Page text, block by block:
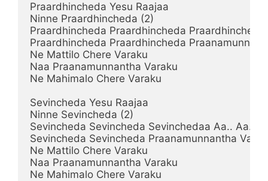
Praardhincheda Yesu Raajaa
Ninne Praardhincheda (2)
Praardhincheda Praardhincheda
Praardhincheda Praardhincheda
Ne Mattilo Chere Varaku
Naa Praanamunnantha Varaku
Ne Mahimalo Chere Varaku
Sevincheda Yesu Raajaa
Ninne Sevincheda (2)
Sevincheda Sevincheda Sevinchedaa Aa.. Aa..
Sevincheda Sevincheda Praanamunnantha
Ne Mattilo Chere Varaku
Naa Praanamunnantha Varaku
Ne Mahimalo Chere Varaku